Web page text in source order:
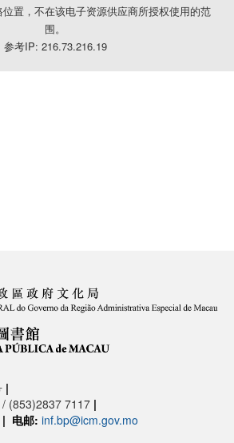
置，不在该电子资源供应商所授权使用的范
围。
参考IP: 216.73.216.19
|
(853)2837 7117 |
| 电邮: inf.bp@icm.gov.mo